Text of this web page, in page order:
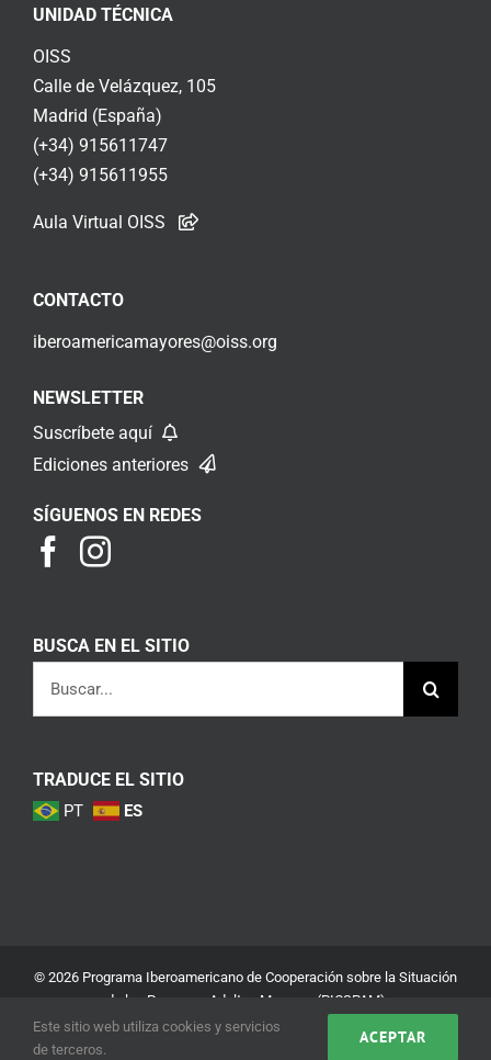
UNIDAD TÉCNICA
OISS
Calle de Velázquez, 105
Madrid (España)
(+34) 915611747
(+34) 915611955
Aula Virtual OISS
CONTACTO
iberoamericamayores@oiss.org
NEWSLETTER
Suscríbete aquí
Ediciones anteriores
SÍGUENOS EN REDES
BUSCA EN EL SITIO
TRADUCE EL SITIO
PT ES
© 2026 Programa Iberoamericano de Cooperación sobre la Situación
de las Personas Adultas Mayores (PICSPAM)
Aviso Legal Política de Privacidad y Seguridad
Este sitio web utiliza cookies y servicios
de terceros.
ACEPTAR